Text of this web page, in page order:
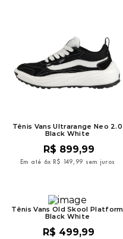
Tênis Vans Ultrarange Neo 2.0
Black White
R$ 899,99
Em até 6x R$ 149, 99 sem juros
Tênis Vans Old Skool Platform
Black White
R$ 499,99
regata
9º mochila oakley
kenner rakka